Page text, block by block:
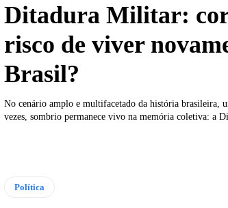
Ditadura Militar:
risco de viver
Brasil?
No cenário amplo e multifacetado da história brasileira,
vezes, sombrio permanece vivo na memória coletiva: a
Política